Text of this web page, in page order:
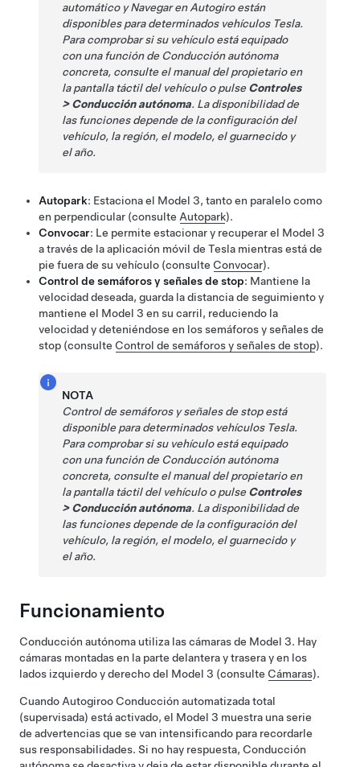
automáticoyNavegar en Autogiroestán
disponibles para determinados vehículos Tesla.
Para comprobar si su vehículo está equipado
con una función de Conducción autónoma
concreta, consulte el manual del propietario en
la pantalla táctil del vehículo o pulseControles
>Conducción autónoma. La disponibilidad de
las funciones depende de la configuración del
vehículo, la región, el modelo, el guarnecido y
el año.
Autopark: Estaciona el Model 3, tanto en paralelo como
en perpendicular (consulte Autopark).
Convocar: Le permite estacionar y recuperar el Model 3
a través de la aplicación móvil de Tesla mientras está de
pie fuera de su vehículo (consulte Convocar).
Control de semáforos y señales de stop: Mantiene la
velocidad deseada, guarda la distancia de seguimiento y
mantiene el Model 3 en su carril, reduciendo la
velocidad y deteniéndose en los semáforos y señales de
stop (consulte Control de semáforos y señales de stop).
NOTA
Control de semáforos y señales de stopestá
disponible para determinados vehículos Tesla.
Para comprobar si su vehículo está equipado
con una función de Conducción autónoma
concreta, consulte el manual del propietario en
la pantalla táctil del vehículo o pulseControles
>Conducción autónoma. La disponibilidad de
las funciones depende de la configuración del
vehículo, la región, el modelo, el guarnecido y
el año.
Funcionamiento
Conducción autónoma utiliza las cámaras de Model 3. Hay
cámaras montadas en la parte delantera y trasera y en los
lados izquierdo y derecho del Model 3 (consulte Cámaras).
Cuando Autogiroo Conducción automatizada total
(supervisada) está activado, el Model 3 muestra una serie
de advertencias que se van intensificando para recordarle
sus responsabilidades. Si no hay respuesta, Conducción